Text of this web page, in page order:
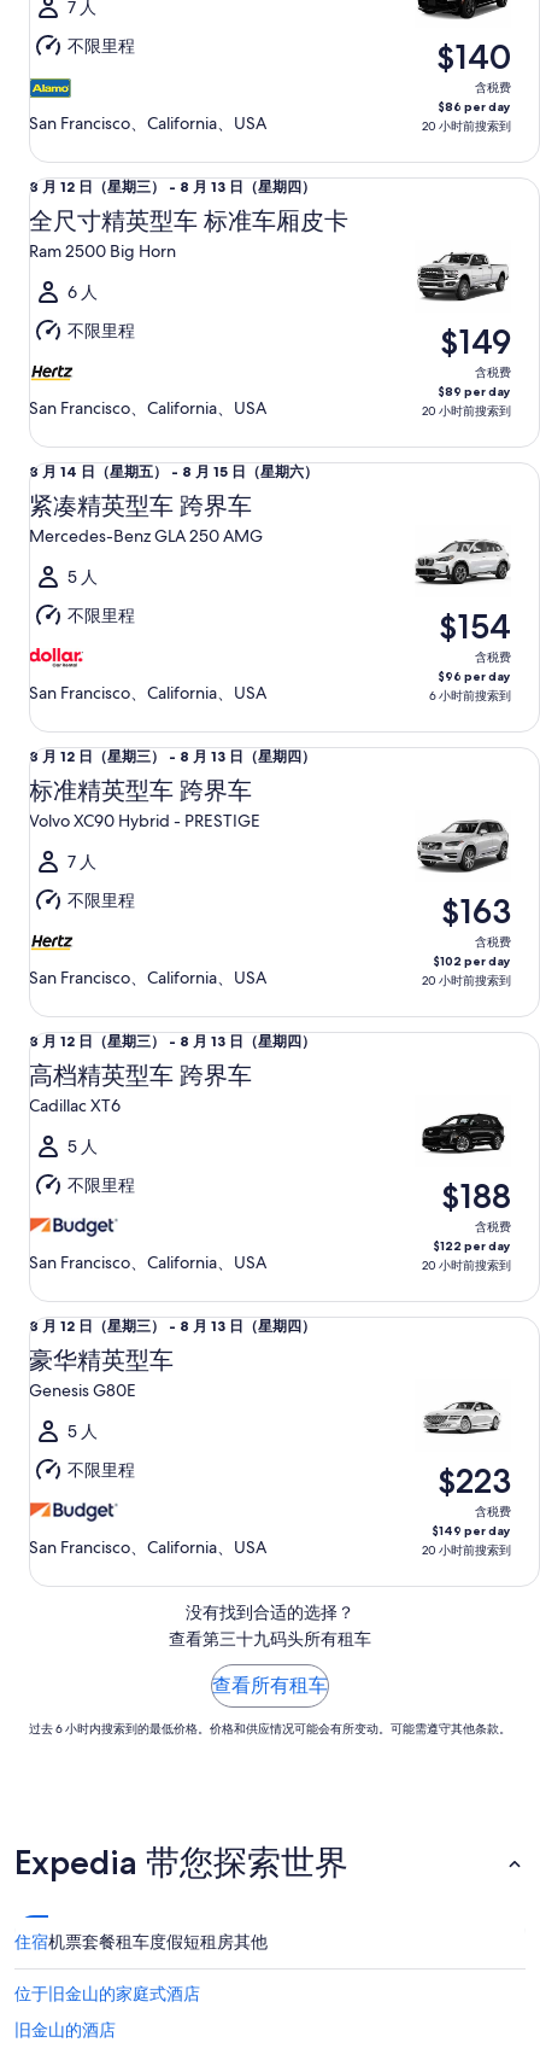
（星
期
三）
至
8
13
日
（星
期
7 人
不限里程
San Francisco、California、USA
$140
含税费
$86 per day
20 小时前搜索到
8
月
12
（星
期
三）
至
8
13
日
（星
期
8 月 12 日（星期三） - 8 月 13 日（星期四）
全尺寸精英型车 标准车厢皮卡
Ram 2500 Big Horn
6 人
不限里程
San Francisco、California、USA
$149
含税费
$89 per day
20 小时前搜索到
全尺寸精英型车 标准车厢皮卡 Ram 2500 Big Horn
8
月
14
（星
期
五）
至
8
15
日
（星
期
8 月 14 日（星期五） - 8 月 15 日（星期六）
紧凑精英型车 跨界车
Mercedes-Benz GLA 250 AMG
5 人
不限里程
San Francisco、California、USA
$154
含税费
$96 per day
6 小时前搜索到
紧凑精英型车 跨界车 Mercedes-Benz GLA 250 AMG
8
月
12
（星
期
三）
至
8
13
日
（星
期
8 月 12 日（星期三） - 8 月 13 日（星期四）
标准精英型车 跨界车
Volvo XC90 Hybrid - PRESTIGE
7 人
不限里程
San Francisco、California、USA
$163
含税费
$102 per day
20 小时前搜索到
标准精英型车 跨界车 Volvo XC90 Hybrid - PRESTIGE
8
月
12
（星
期
三）
至
8
13
日
（星
期
8 月 12 日（星期三） - 8 月 13 日（星期四）
高档精英型车 跨界车
Cadillac XT6
5 人
不限里程
San Francisco、California、USA
$188
含税费
$122 per day
20 小时前搜索到
高档精英型车 跨界车 Cadillac XT6
8
月
12
（星
期
三）
至
8
13
8 月 12 日（星期三） - 8 月 13 日（星期四）
豪华精英型车
Genesis G80E
5 人
不限里程
San Francisco、California、USA
$223
含税费
$149 per day
20 小时前搜索到
豪华精英型车 Genesis G80E
没有找到合适的选择？
查看第三十九码头所有租车
查看所有租车
过去 6 小时内搜索到的最低价格。价格和供应情况可能会有所变动。可能需遵守其他条款。
Expedia 带您探索世界
住宿机票套餐租车度假短租房其他
位于旧金山的家庭式酒店
旧金山的酒店